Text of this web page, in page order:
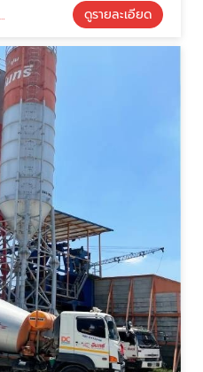
ดูรายละเอียด